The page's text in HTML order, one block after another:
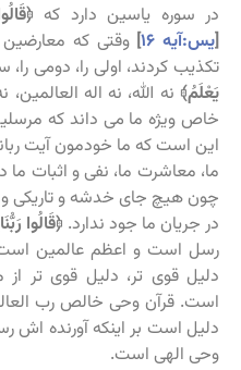
در سوره یاسین دارد که
[یس:آیه ۱۶ ]وقتی که
تکذیب کردند، اولی را، دومی
يَعْلَمُ﴾ نه الله، نه اله
خاص ویژه ما می داند که
این است که ما خودمون آیت
ما، معاشرت ما، نفی و اثبات
چون هیچ جای خدشه و تاریکی
در جریان ما جود ندارد. ﴿قَالُوا
رسل است و اعظم عالمین
دلیل قوی تر، دلیل قوی تر
است. قرآن وحی خالص رب
دلیل است بر اینکه آورنده
وحی الهی است.